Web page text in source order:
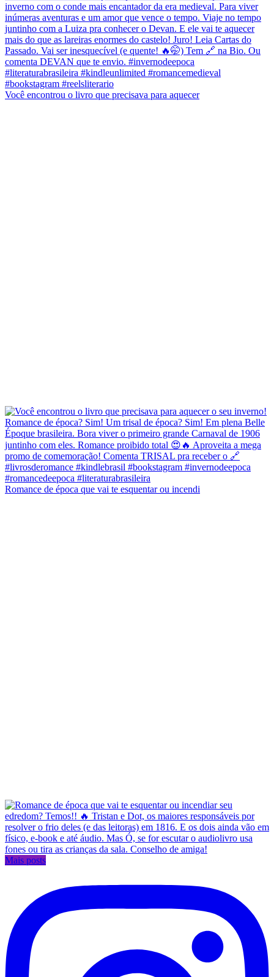
Você encontrou o livro que precisava para aquecer
Romance de época que vai te esquentar ou incendi
Mais posts